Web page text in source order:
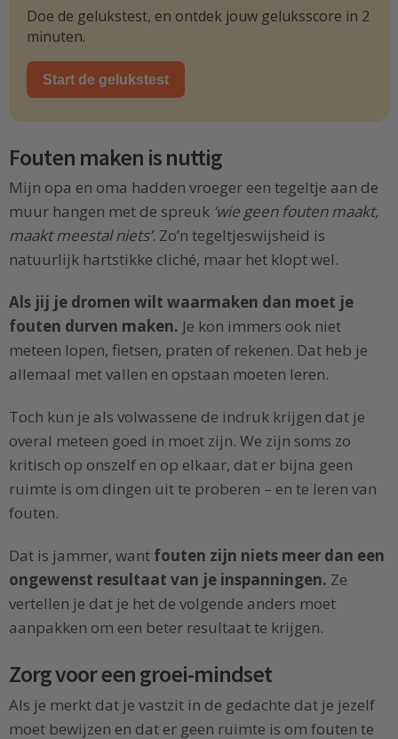
Doe de gelukstest, en ontdek jouw geluksscore in 2
minuten.
Start de gelukstest
Fouten maken is nuttig
Mijn opa en oma hadden vroeger een tegeltje aan de
muur hangen met de spreuk ‘wie geen fouten maakt,
maakt meestal niets’. Zo’n tegeltjeswijsheid is
natuurlijk hartstikke cliché, maar het klopt wel.
Als jij je dromen wilt waarmaken dan moet je
fouten durven maken. Je kon immers ook niet
meteen lopen, fietsen, praten of rekenen. Dat heb je
allemaal met vallen en opstaan moeten leren.
Toch kun je als volwassene de indruk krijgen dat je
overal meteen goed in moet zijn. We zijn soms zo
kritisch op onszelf en op elkaar, dat er bijna geen
ruimte is om dingen uit te proberen – en te leren van
fouten.
Dat is jammer, want fouten zijn niets meer dan een
ongewenst resultaat van je inspanningen. Ze
vertellen je dat je het de volgende anders moet
aanpakken om een beter resultaat te krijgen.
Zorg voor een groei-mindset
Als je merkt dat je vastzit in de gedachte dat je jezelf
moet bewijzen en dat er geen ruimte is om fouten te